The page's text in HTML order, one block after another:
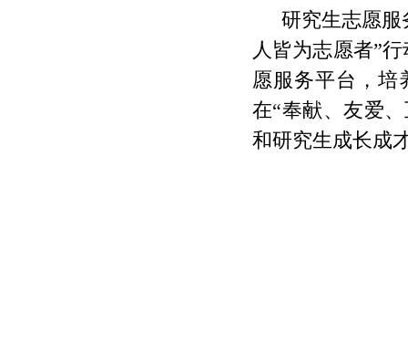
研究生志愿服
人皆为志愿者”
愿服务平台，培
在“奉献、友爱
和研究生成长成